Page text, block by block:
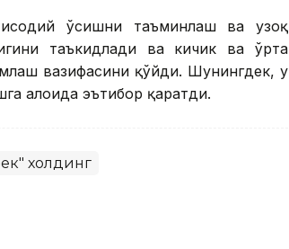
ўсишни таъминлаш ва узоқ
таъкидлади ва кичик ва ўрта
вазифасини қўйди. Шунингдек, у
алоҳида эътибор қаратди.
холдинг